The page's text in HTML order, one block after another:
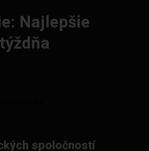
Najlepšie
spoločností